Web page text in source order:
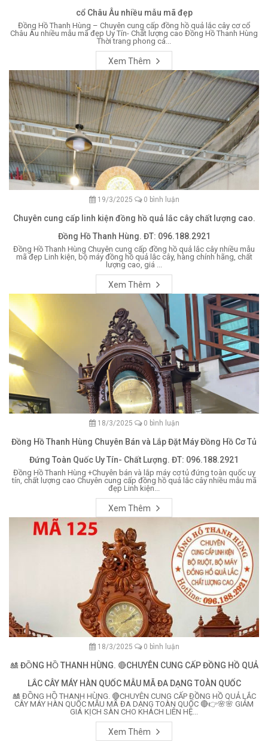
cổ Châu Âu nhiều mẫu mã đẹp
Đồng Hồ Thanh Hùng – Chuyên cung cấp đồng hồ quả lắc cây cơ cổ
Châu Âu nhiều mẫu mã đẹp Uy Tín- Chất lượng cao Đồng Hồ Thanh Hùng
Thời trang phong cá...
Xem Thêm
19/3/2025 0 bình luận
Chuyên cung cấp linh kiện đồng hồ quả lắc cây chất lượng cao.
Đồng Hồ Thanh Hùng. ĐT: 096.188.2921
Đồng Hồ Thanh Hùng Chuyên cung cấp đồng hồ quả lắc cây nhiều mẫu
mã đẹp Linh kiện, bộ máy đồng hồ quả lắc cây, hàng chính hãng, chất
lượng cao, giá ...
Xem Thêm
18/3/2025 0 bình luận
Đồng Hồ Thanh Hùng Chuyên Bán và Lắp Đặt Máy Đồng Hồ Cơ Tủ
Đứng Toàn Quốc Uy Tín- Chất Lượng. ĐT: 096.188.2921
Đồng Hồ Thanh Hùng +Chuyên bán và lắp máy cơ tủ đứng toàn quốc uy
tín, chất lượng cao Chuyên cung cấp đồng hồ quả lắc cây nhiều mẫu mã
đẹp Linh kiện...
Xem Thêm
18/3/2025 0 bình luận
🎎 ĐỒNG HỒ THANH HÙNG. 🔴CHUYÊN CUNG CẤP ĐỒNG HỒ QUẢ
LẮC CÂY MÁY HÀN QUỐC MẪU MÃ ĐA DẠNG TOÀN QUỐC
🎎 ĐỒNG HỒ THANH HÙNG. 🔴CHUYÊN CUNG CẤP ĐỒNG HỒ QUẢ LẮC
CÂY MÁY HÀN QUỐC MẪU MÃ ĐA DẠNG TOÀN QUỐC 🔴👉🌸🌸 GIẢM
GIÁ KỊCH SÀN CHO KHÁCH LIÊN HỆ...
Xem Thêm